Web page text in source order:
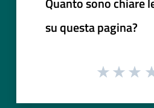
su questa pagina?